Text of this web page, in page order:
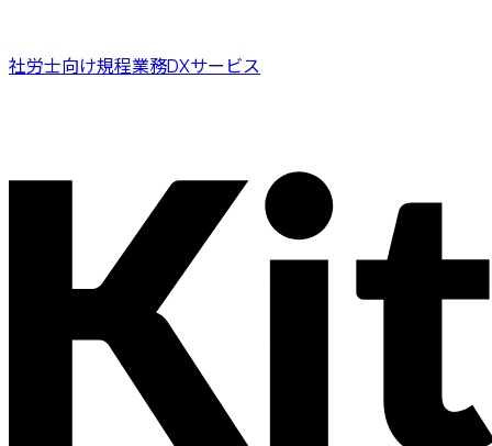
社労士向け規程業務DXサービス